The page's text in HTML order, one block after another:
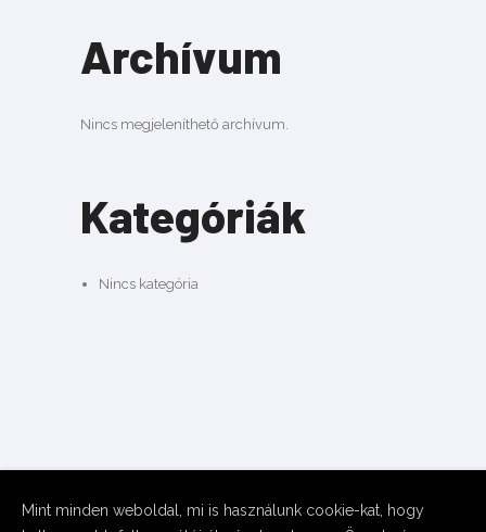
Archívum
Nincs megjeleníthető archívum.
Kategóriák
Nincs kategória
Mint minden weboldal, mi is használunk cookie-kat, hogy